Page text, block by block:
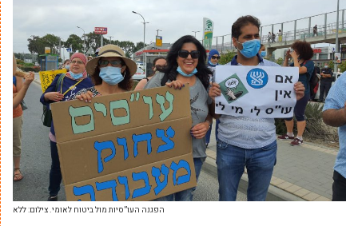
הפגנה העו”סיות מול ביטוח לאומי. צילום: ללא